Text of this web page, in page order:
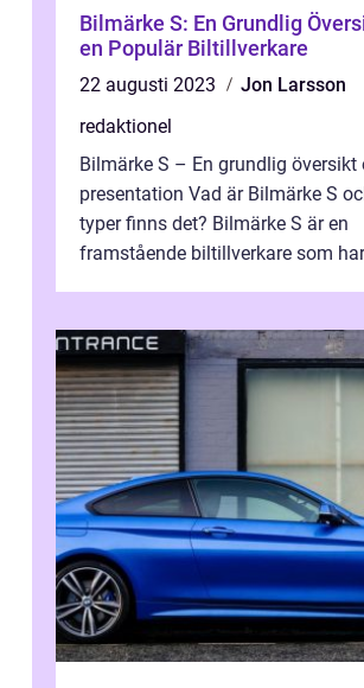
Bilmärke S: En Grundlig
en Populär Biltillverkare
22 augusti 2023
Jon Larsson
redaktionel
Bilmärke S – En grundlig översikt
presentation Vad är Bilmärke S
typer finns det? Bilmärke S är en
framstående biltillverkare som